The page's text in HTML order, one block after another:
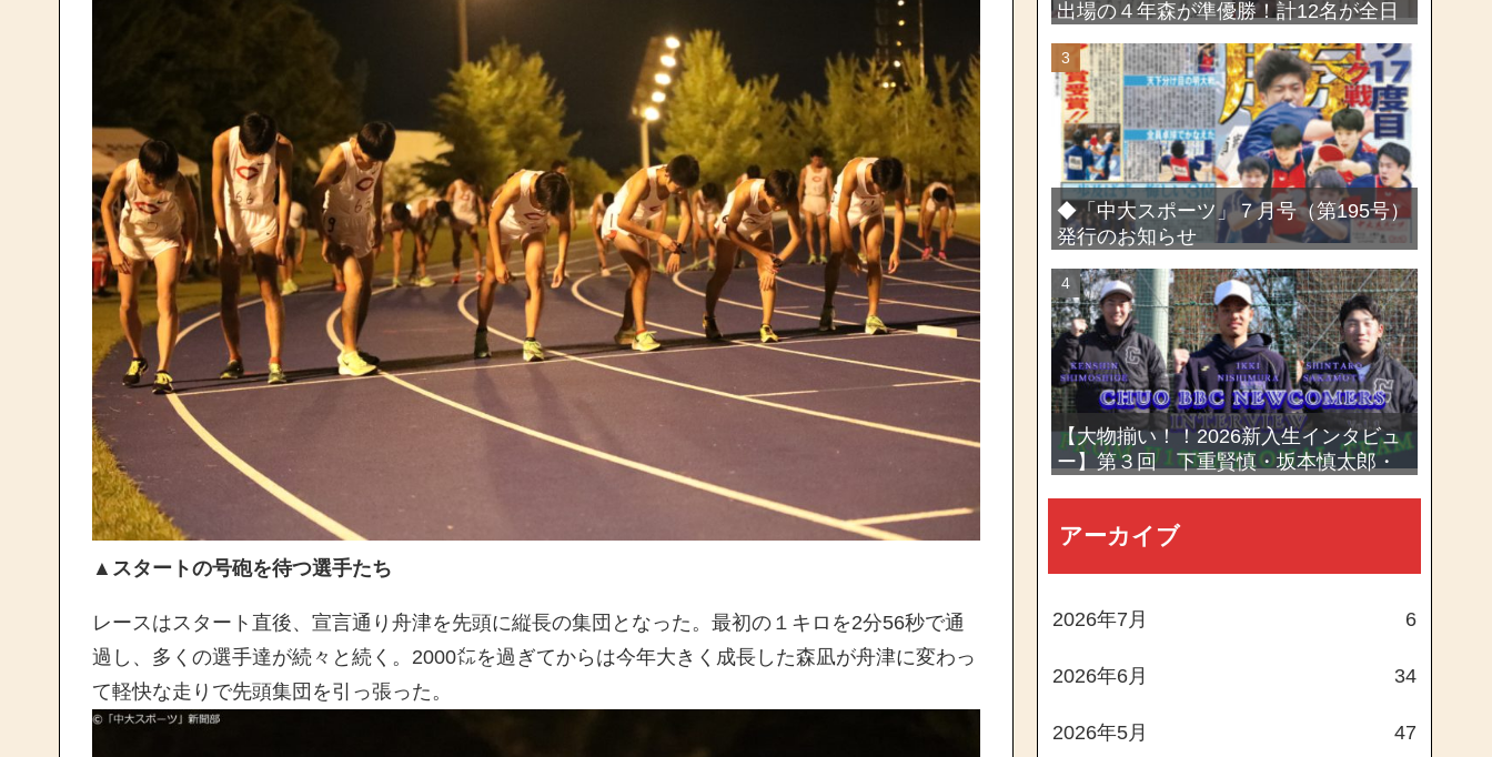
▲スタートの号砲を待つ選手たち
レースはスタート直後、宣言通り舟津を先頭に縦長の集団となった。最初の１キロを2分56秒で通
過し、多くの選手達が続々と続く。2000㍍を過ぎてからは今年大きく成長した森凪が舟津に変わっ
て軽快な走りで先頭集団を引っ張った。
出場の４年森が準優勝！計12名が全日
剣道選手権大会・第72回関東学生剣道
選手権大会
◆「中大スポーツ」７月号（第195号）
発行のお知らせ
【大物揃い！！2026新入生インタビュ
ー】第３回 下重賢慎・坂本慎太郎・
アーカイブ
2026年7月 6
2026年6月 34
2026年5月 47